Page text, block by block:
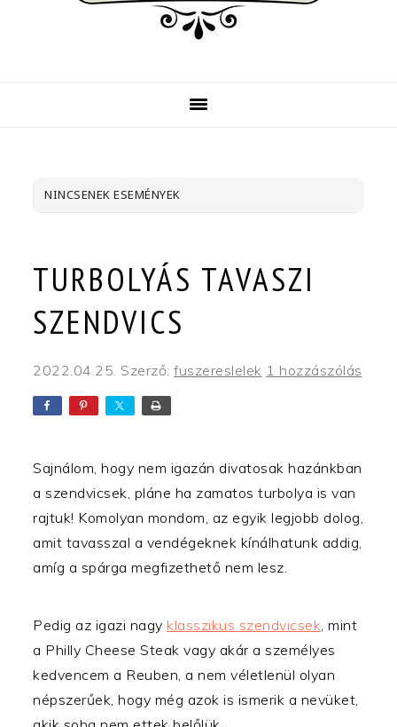
NINCSENEK ESEMÉNYEK
TURBOLYÁS TAVASZI
SZENDVICS
2022.04.25. Szerző: fuszereslelek 1 hozzászólás
Sajnálom, hogy nem igazán divatosak hazánkban
a szendvicsek, pláne ha zamatos turbolya is van
rajtuk! Komolyan mondom, az egyik legjobb dolog,
amit tavasszal a vendégeknek kínálhatunk addig,
amíg a spárga megfizethető nem lesz.
Pedig az igazi nagy klasszikus szendvicsek, mint
a Philly Cheese Steak vagy akár a személyes
kedvencem a Reuben, a nem véletlenül olyan
népszerűek, hogy még azok is ismerik a nevüket,